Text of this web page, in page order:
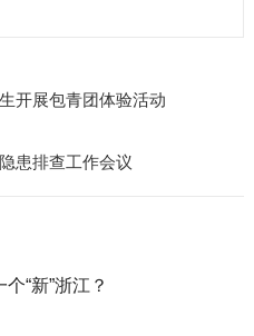
开展包青团体验活动
患排查工作会议
“新”浙江？